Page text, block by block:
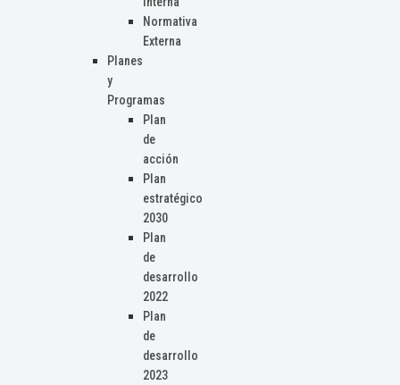
Normativa
Externa
Planes
y
Programas
Plan
de
acción
Plan
estratégico
2030
Plan
de
desarrollo
2022
Plan
de
desarrollo
2023